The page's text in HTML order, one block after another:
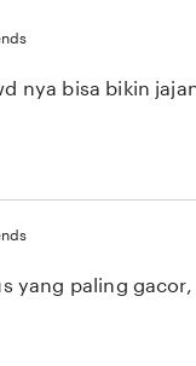
nya bisa bikin
yang paling